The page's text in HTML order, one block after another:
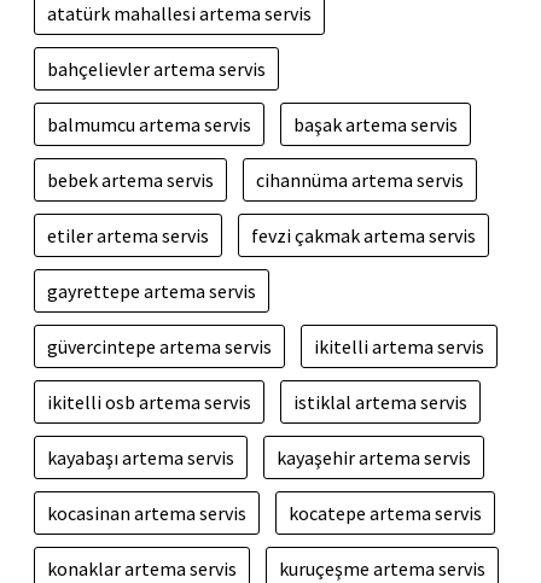
atatürk mahallesi artema servis
bahçelievler artema servis
balmumcu artema servis başak artema servis
bebek artema servis cihannüma artema servis
etiler artema servis fevzi çakmak artema servis
gayrettepe artema servis
güvercintepe artema servis ikitelli artema servis
ikitelli osb artema servis istiklal artema servis
kayabaşı artema servis kayaşehir artema servis
kocasinan artema servis kocatepe artema servis
konaklar artema servis kuruçeşme artema servis